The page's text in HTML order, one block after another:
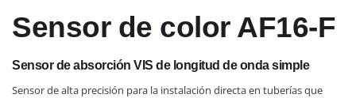
Sensor de color AF16-F
Sensor de absorción VIS de longitud de onda simple
Sensor de alta precisión para la instalación directa en tuberías que